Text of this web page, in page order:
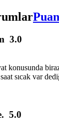
3.0
konusunda
sıcak var
5.0